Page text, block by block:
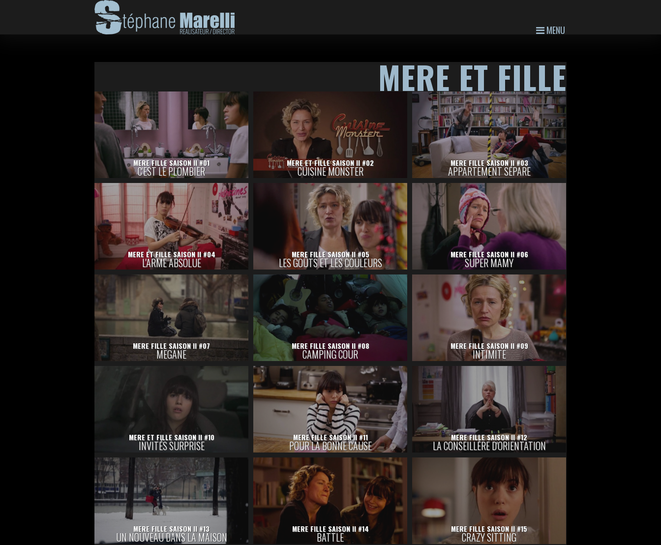
MENU
MERE ET FILLE
MERE FILLE SAISON II #01
C'EST LE PLOMBIER
MERE ET FILLE SAISON II #02
CUISINE MONSTER
MERE FILLE SAISON II #03
APPARTEMENT SÉPARE
MERE ET FILLE SAISON II #04
L'ARME ABSOLUE
MERE FILLE SAISON II #05
LES GOÛTS ET LES COULEURS
MERE FILLE SAISON II #06
SUPER MAMY
MERE FILLE SAISON II #07
MEGANE
MERE FILLE SAISON II #08
CAMPING COUR
MERE FILLE SAISON II #09
INTIMITE
MERE ET FILLE SAISON II #10
INVITÉS SURPRISE
MERE FILLE SAISON II #11
POUR LA BONNE CAUSE
MERE FILLE SAISON II #12
LA CONSEILLÈRE D'ORIENTATION
MERE FILLE SAISON II #13
UN NOUVEAU DANS LA MAISON
MERE FILLE SAISON II #14
BATTLE
MERE FILLE SAISON II #15
CRAZY SITTING